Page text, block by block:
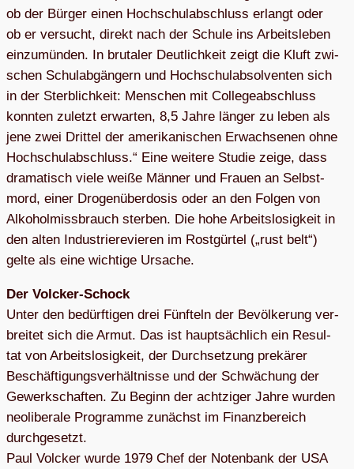
ob der Bür­ger einen Hoch­schul­ab­schluss erlangt oder
ob er ver­sucht, direkt nach der Schule ins Arbeits­le­ben
ein­zu­mün­den. In bru­ta­ler Deut­lich­keit zeigt die Kluft zwi­
schen Schul­ab­gän­gern und Hoch­schul­ab­sol­ven­ten sich
in der Sterb­lich­keit: Men­schen mit Col­lege­ab­schluss
konn­ten zuletzt erwar­ten, 8,5 Jahre län­ger zu leben als
jene zwei Drit­tel der ame­ri­ka­ni­schen Erwach­se­nen ohne
Hoch­schul­ab­schluss.“ Eine wei­tere Stu­die zeige, dass
dra­ma­tisch viele weiße Män­ner und Frauen an Selbst­
mord, einer Dro­gen­über­do­sis oder an den Fol­gen von
Alko­hol­miss­brauch ster­ben. Die hohe Arbeits­lo­sig­keit in
den alten Indus­trie­re­vie­ren im Rost­gür­tel („rust belt“)
gelte als eine wich­tige Ursache.
Der Volcker-Schock
Unter den bedürf­ti­gen drei Fünf­teln der Bevöl­ke­rung ver­
brei­tet sich die Armut. Das ist haupt­säch­lich ein Resul­
tat von Arbeits­lo­sig­keit, der Durch­set­zung pre­kä­rer
Beschäf­ti­gungs­ver­hält­nisse und der Schwä­chung der
Gewerk­schaf­ten. Zu Beginn der acht­zi­ger Jahre wur­den
neo­li­be­rale Pro­gramme zunächst im Finanz­be­reich
durch­ge­setzt.
Paul Volcker wurde 1979 Chef der Noten­bank der USA